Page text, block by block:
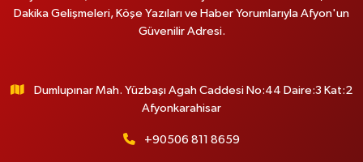
Dakika Gelişmeleri, Köşe Yazıları ve Haber Yorumlarıyla Afyon'un
Güvenilir Adresi.
Dumlupınar Mah. Yüzbaşı Agah Caddesi No:44 Daire:3 Kat:2
Afyonkarahisar
+90506 811 8659